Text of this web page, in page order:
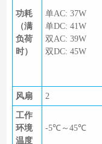
功耗
（满
负荷
时）
单AC: 37W
单DC: 41W
双AC: 39W
双DC: 45W
风扇 2
工作
环境
温度
-5℃～45℃